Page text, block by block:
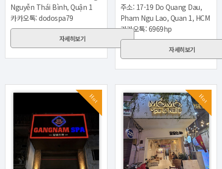
Nguyễn Thái Bình, Quận 1
카카오톡: dodospa79
자세히보기
주소: 17-19 Do Quang Dau,
Pham Ngu Lao, Quan 1, HCM
카카오톡: 6969hp
자세히보기
Hot Hot